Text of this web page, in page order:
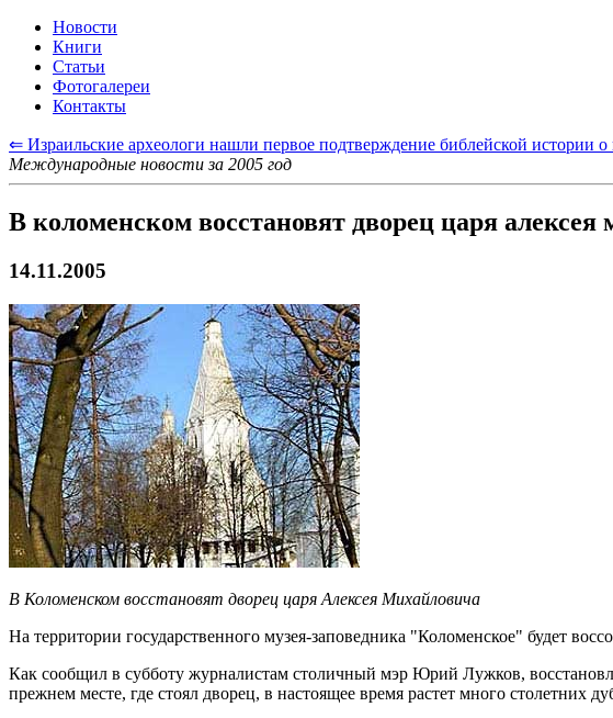
Новости
Книги
Статьи
Фотогалереи
Контакты
⇐ Израильские археологи нашли первое подтверждение библейской истории о
Международные новости за 2005 год
В коломенском восстановят дворец царя алексея
14.11.2005
В Коломенском восстановят дворец царя Алексея Михайловича
На территории государственного музея-заповедника "Коломенское" будет
Как сообщил в субботу журналистам столичный мэр Юрий Лужков,
прежнем месте, где стоял дворец, в настоящее время растет много столетних